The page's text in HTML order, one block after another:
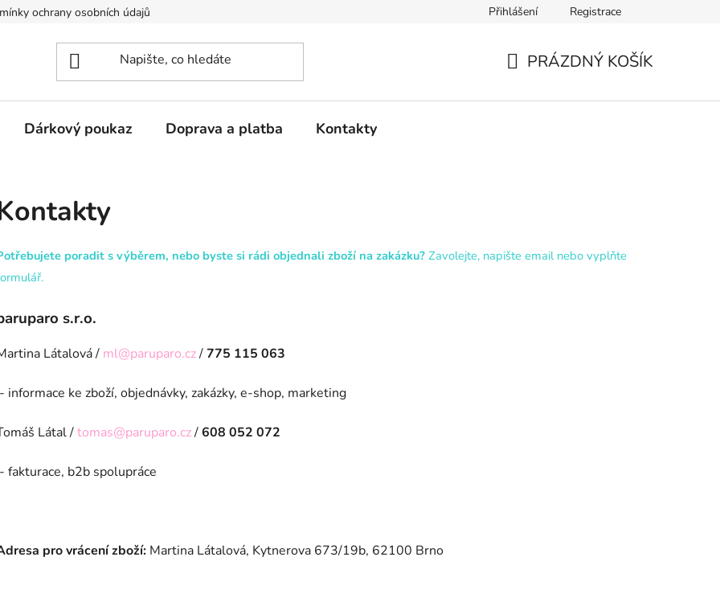
ochrany osobních údajů Přihlášení Registrace
PRÁZDNÝ KOŠÍK
Dárkový poukaz Doprava a platba Kontakty
poradit s výběrem, nebo byste si rádi objednali zboží na zakázku? Zavolejte, napište email nebo vyplňte
s.r.o.
Látalová / ml@paruparo.cz/775 115 063
- informace ke zboží, objednávky, zakázky, e-shop, marketing
Látal /tomas@paruparo.cz/608 052 072
- fakturace, b2b spolupráce
pro vrácení zboží: Martina Látalová, Kytnerova 673/19b, 62100 Brno